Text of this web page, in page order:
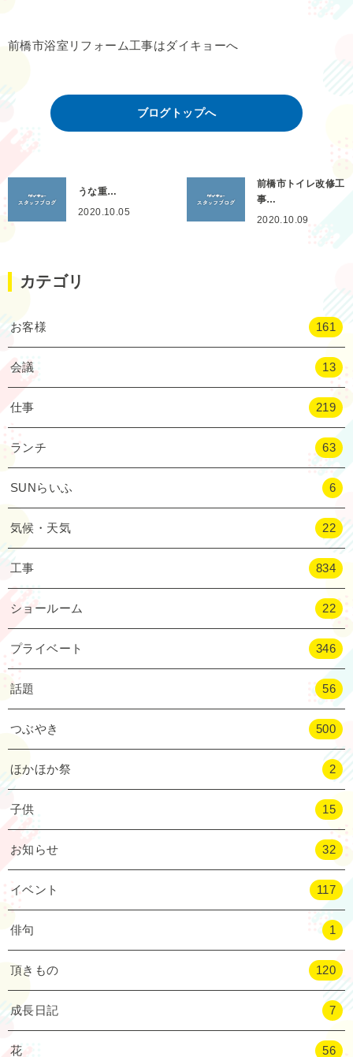
前橋市浴室リフォーム工事はダイキョーへ
ブログトップへ
うな重…
2020.10.05
前橋市トイレ改修工
事…
2020.10.09
カテゴリ
お客様 161
会議 13
仕事 219
ランチ 63
SUNらいふ 6
気候・天気 22
工事 834
ショールーム 22
プライベート 346
話題 56
つぶやき 500
ほかほか祭 2
子供 15
お知らせ 32
イベント 117
俳句 1
頂きもの 120
成長日記 7
花 56